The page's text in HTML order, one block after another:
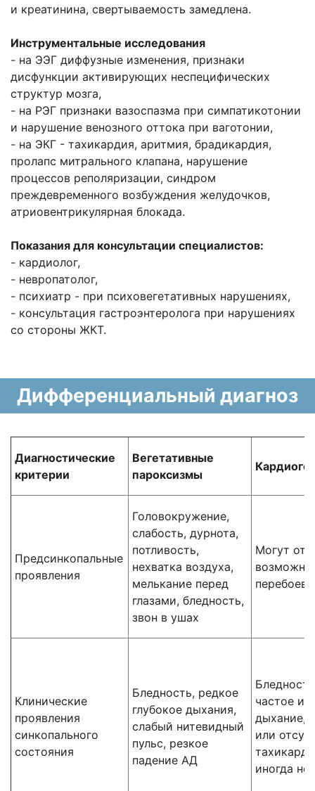
и креатинина, свертываемость замедлена.
Инструментальные исследования
- на ЭЭГ диффузные изменения, признаки
дисфункции активирующих неспецифических
структур мозга,
- на РЭГ признаки вазоспазма при симпатикотонии
и нарушение венозного оттока при ваготонии,
- на ЭКГ - тахикардия, аритмия, брадикардия,
пролапс митрального клапана, нарушение
процессов реполяризации, синдром
преждевременного возбуждения желудочков,
атриовентрикулярная блокада.
Показания для консультации специалистов:
- кардиолог,
- невропатолог,
- психиатр - при психовегетативных нарушениях,
- консультация гастроэнтеролога при нарушениях
со стороны ЖКТ.
Дифференциальный диагноз
Диагностические
критерии
Вегетативные
пароксизмы
Предсинкопальные
проявления
Головокружение,
слабость, дурнота,
потливость,
нехватка воздуха,
мелькание перед
глазами, бледность,
звон в ушах
Могут
Клинические
проявления
синкопального
состояния
Бледность, редкое
глубокое дыхания,
слабый нитевидный
пульс, резкое
падение АД
частое и
дыхание,
или
иногда не